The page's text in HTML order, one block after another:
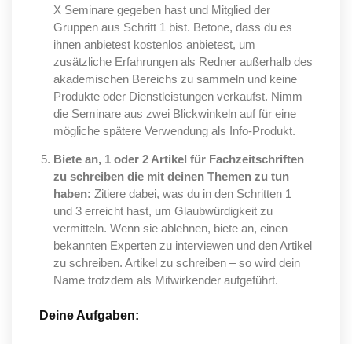
X Seminare gegeben hast und Mitglied der
Gruppen aus Schritt 1 bist. Betone, dass du es
ihnen anbietest kostenlos anbietest, um
zusätzliche Erfahrungen als Redner außerhalb des
akademischen Bereichs zu sammeln und keine
Produkte oder Dienstleistungen verkaufst. Nimm
die Seminare aus zwei Blickwinkeln auf für eine
mögliche spätere Verwendung als Info-Produkt.
Biete an, 1 oder 2 Artikel für Fachzeitschriften
zu schreiben die mit deinen Themen zu tun
haben: Zitiere dabei, was du in den Schritten 1
und 3 erreicht hast, um Glaubwürdigkeit zu
vermitteln. Wenn sie ablehnen, biete an, einen
bekannten Experten zu interviewen und den Artikel
zu schreiben. Artikel zu schreiben – so wird dein
Name trotzdem als Mitwirkender aufgeführt.
Deine Aufgaben: